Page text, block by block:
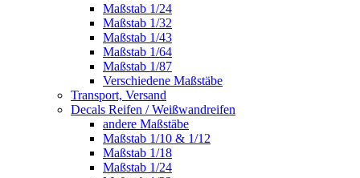
Maßstab 1/24
Maßstab 1/32
Maßstab 1/43
Maßstab 1/64
Maßstab 1/87
Verschiedene Maßstäbe
Transport, Versand
Decals Reifen / Weißwandreifen
andere Maßstäbe
Maßstab 1/10 & 1/12
Maßstab 1/18
Maßstab 1/24